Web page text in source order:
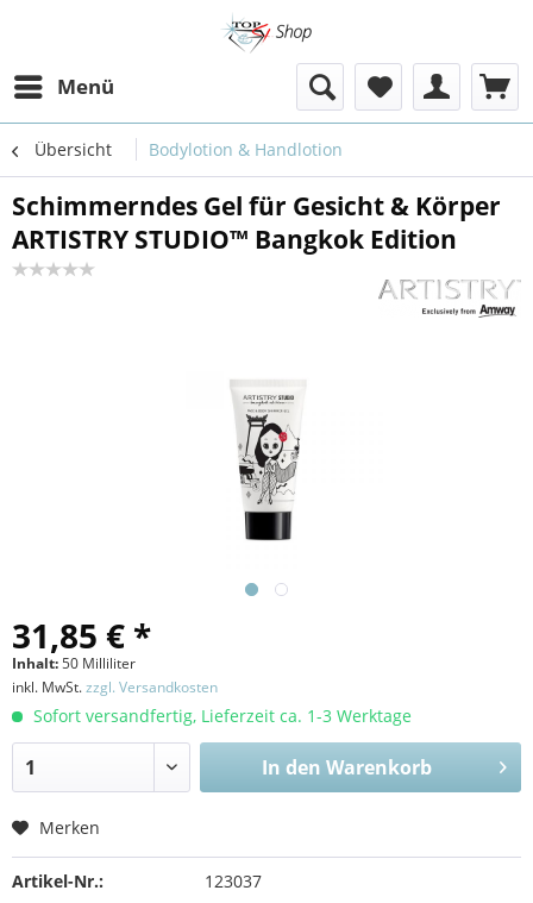
Menü
Übersicht Bodylotion & Handlotion
Schimmerndes Gel für Gesicht & Körper
ARTISTRY STUDIO™ Bangkok Edition
31,85 € *
Inhalt:50 Milliliter
inkl. MwSt.zzgl. Versandkosten
Sofort versandfertig, Lieferzeit ca. 1-3 Werktage
In den Warenkorb
Merken
Artikel-Nr.: 123037